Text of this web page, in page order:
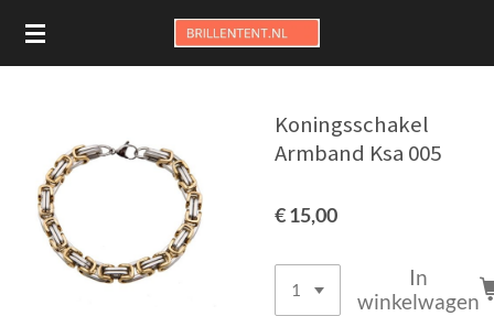
Ga
direct
Koningsschakel
Armband Ksa 005
€ 15,00
In
winkelwagen